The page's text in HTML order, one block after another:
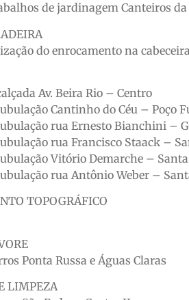
de jardinagem Canteiros
do enrocamento na
Av. Beira Rio – Centro
Cantinho do Céu – Poço
rua Ernesto Bianchini –
rua Francisco Staack –
Vitório Demarche –
rua Antônio Weber –
TOPOGRÁFICO
Ponta Russa e Águas Claras
LIMPEZA